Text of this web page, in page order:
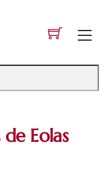
Eolas